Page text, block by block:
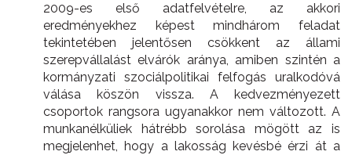
2009-es első adatfelvételre, az akkori
eredményekhez képest mindhárom feladat
tekintetében jelentősen csökkent az állami
szerepvállalást elvárók aránya, amiben szintén a
kormányzati szociálpolitikai felfogás uralkodóvá
válása köszön vissza. A kedvezményezett
csoportok rangsora ugyanakkor nem változott. A
munkanélküliek hátrébb sorolása mögött az is
megjelenhet, hogy a lakosság kevésbé érzi át a